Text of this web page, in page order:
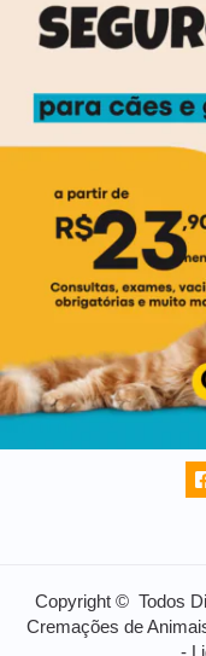
Copyright © Todos
Cremações de
-